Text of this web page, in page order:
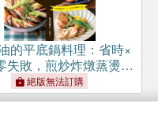
的平底鍋料理：省時×
失敗，煎炒炸燉蒸燙煮
絕版無法訂購